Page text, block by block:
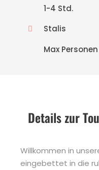
1-4 Std.
Stalis
Max
Details zur
Willkommen in
eingebettet in die